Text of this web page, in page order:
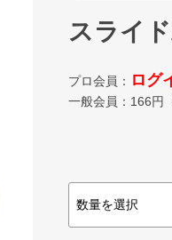
スライ
プロ会員： ログ
一般会員： 166円